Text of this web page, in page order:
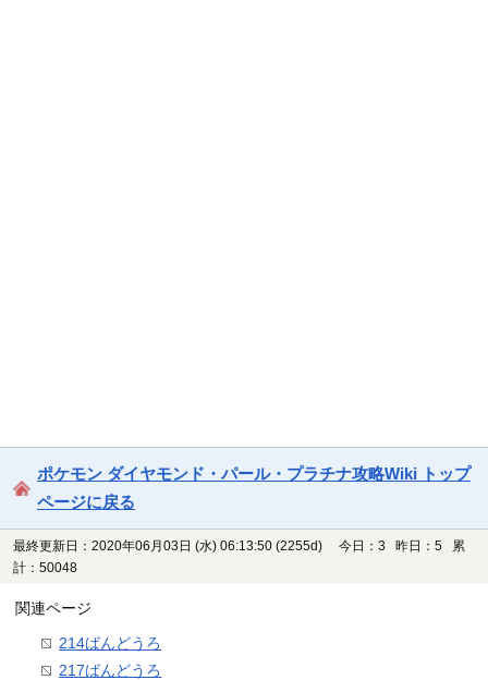
ポケモン ダイヤモンド・パール・プラチナ攻略Wiki トップ
ページに戻る
最終更新日：2020年06月03日 (水) 06:13:50 (2255d)
今日：3 昨日：5 累
計：50048
関連ページ
214ばんどうろ
217ばんどうろ